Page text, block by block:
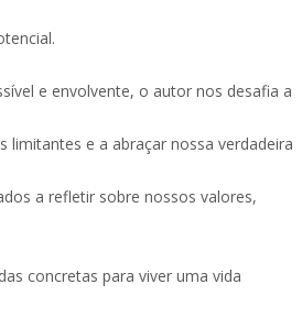
e envolvente, o autor nos desafia a
limitantes e a abraçar nossa verdadeira
a refletir sobre nossos valores,
concretas para viver uma vida